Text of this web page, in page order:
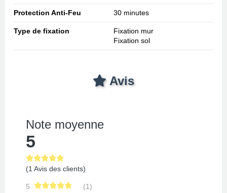
Protection Anti-Feu 30 minutes
Type de fixation
Fixation mur
Fixation sol
Avis
Note moyenne
5
(1 Avis des clients)
5
(1)